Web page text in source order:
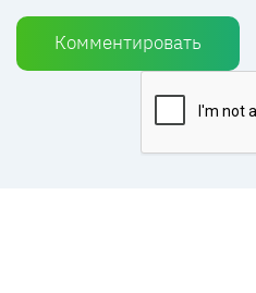
Комментировать